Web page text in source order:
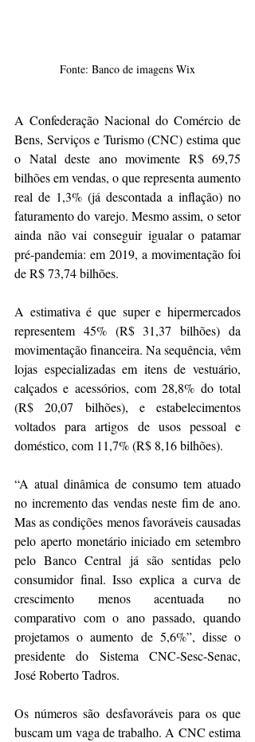
Fonte: Banco de imagens Wix
A Confederação Nacional do Comércio de
Bens, Serviços e Turismo (CNC) estima que
o Natal deste ano movimente R$ 69,75
bilhões em vendas, o que representa aumento
real de 1,3% (já descontada a inflação) no
faturamento do varejo. Mesmo assim, o setor
ainda não vai conseguir igualar o patamar
pré-pandemia: em 2019, a movimentação foi
de R$ 73,74 bilhões.
A estimativa é que super e hipermercados
representem 45% (R$ 31,37 bilhões) da
movimentação financeira. Na sequência, vêm
lojas especializadas em itens de vestuário,
calçados e acessórios, com 28,8% do total
(R$ 20,07 bilhões), e estabelecimentos
voltados para artigos de usos pessoal e
doméstico, com 11,7% (R$ 8,16 bilhões).
“A atual dinâmica de consumo tem atuado
no incremento das vendas neste fim de ano.
Mas as condições menos favoráveis causadas
pelo aperto monetário iniciado em setembro
pelo Banco Central já são sentidas pelo
consumidor final. Isso explica a curva de
crescimento menos acentuada no
comparativo com o ano passado, quando
projetamos o aumento de 5,6%”, disse o
presidente do Sistema CNC-Sesc-Senac,
José Roberto Tadros.
Os números são desfavoráveis para os que
buscam um vaga de trabalho. A CNC estima